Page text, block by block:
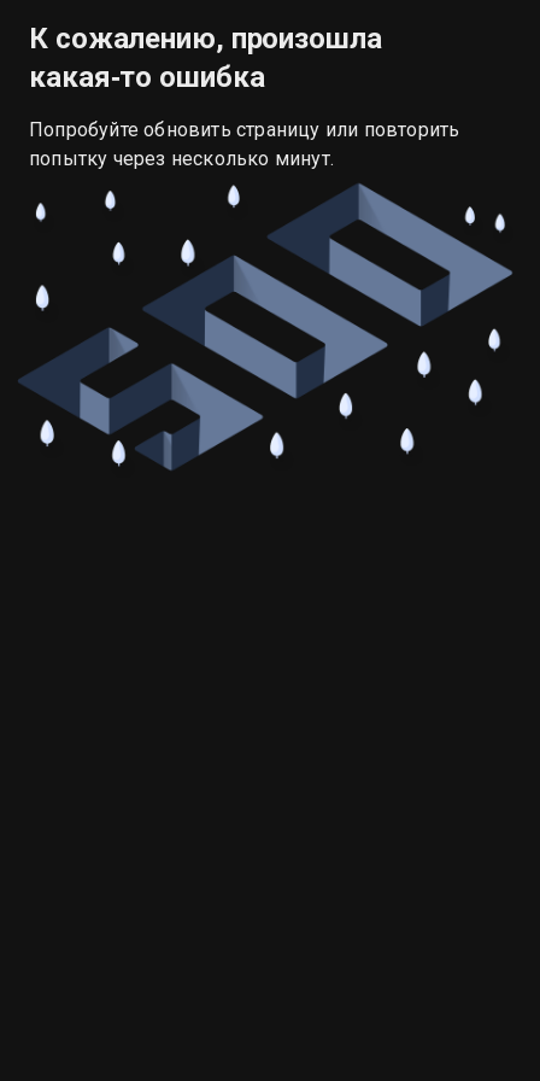
К сожалению, произошла
какая‑то ошибка
Попробуйте обновить страницу или повторить
попытку через несколько минут.